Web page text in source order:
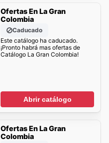
Ofertas En La Gran
Colombia
Caducado
Este catálogo ha caducado.
¡Pronto habrá mas ofertas de
Catálogo La Gran Colombia!
Abrir catálogo
Ofertas En La Gran
Colombia